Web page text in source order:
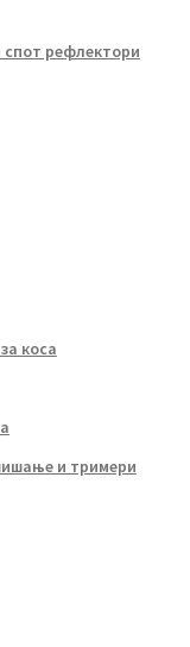
спот рефлектори
коса
и тримери